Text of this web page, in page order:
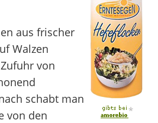
*
aus frischer
Walzen
von
schabt man
von den